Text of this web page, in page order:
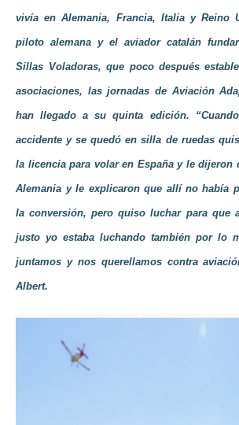
vivía en Alemania, Francia, Italia yReino
piloto alemana y el aviador catalán
Sillas Voladoras, que poco después
asociaciones, las jornadas de Aviación
han llegado a su quinta edición.
accidente y se quedó en silla de ruedas
la licencia para volar en España y le dijeron
Alemania y le explicaron que allí no había
la conversión, pero quiso luchar para que
justo yo estaba luchando también por lo
juntamos y nos querellamos contra
Albert.